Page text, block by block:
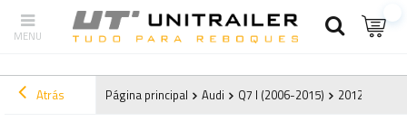
Atrás Página principal Audi Q7 I (2006-2015) 2012